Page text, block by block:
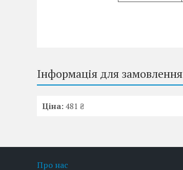
Інформація для замовлення
Ціна: 481 ₴
Про нас